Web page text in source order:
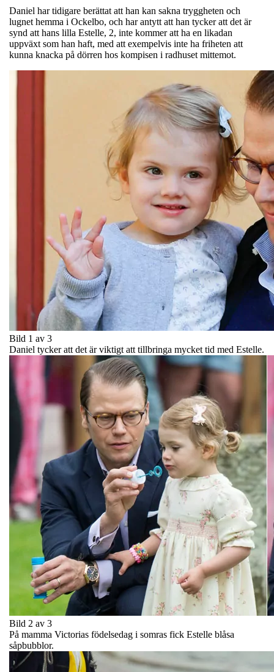
Daniel har tidigare berättat att han kan sakna tryggheten och
lugnet hemma i Ockelbo, och har antytt att han tycker att det är
synd att hans lilla Estelle, 2, inte kommer att ha en likadan
uppväxt som han haft, med att exempelvis inte ha friheten att
kunna knacka på dörren hos kompisen i radhuset mittemot.
Bild 1 av 3
Daniel tycker att det är viktigt att tillbringa mycket tid med Estelle.
Bild 2 av 3
På mamma Victorias födelsedag i somras fick Estelle blåsa
såpbubblor.